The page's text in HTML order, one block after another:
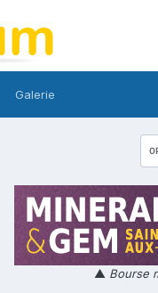
Galerie
▲ Bourse